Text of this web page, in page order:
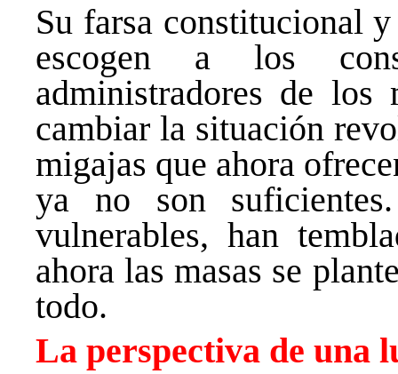
Su farsa constitucional
escogen a los
administradores de los
cambiar la situación
migajas que ahora
ya no son
vulnerables, han
ahora las masas se
todo.
La perspectiva de una